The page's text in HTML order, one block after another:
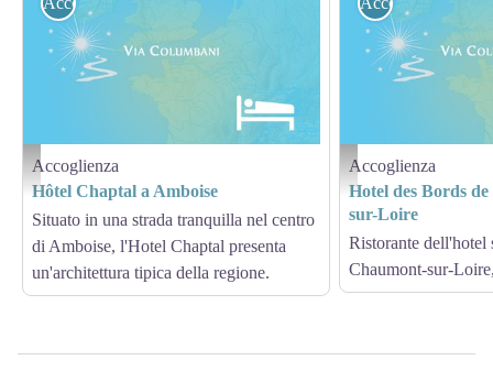
Hébergement - Via Columbani
Accoglienza
Hôtel Chaptal a Amboise
Situato in una strada tranquilla nel centro
di Amboise, l'Hotel Chaptal presenta
un'architettura tipica della regione.
Hébergement - Via
Accoglienza
Hotel des Bords
sur-Loire
Ristorante dell'hotel
Chaumont-sur-